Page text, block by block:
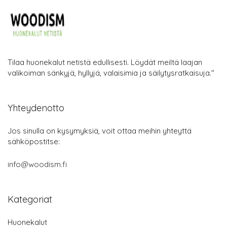
Tilaa huonekalut netistä edullisesti. Löydät meiltä laajan
valikoiman sänkyjä, hyllyjä, valaisimia ja säilytysratkaisuja."
Yhteydenotto
Jos sinulla on kysymyksiä, voit ottaa meihin yhteyttä
sähköpostitse:
info@woodism.fi
Kategoriat
Huonekalut